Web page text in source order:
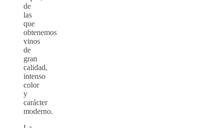
de
las
que
obtenemos
vinos
de
gran
calidad,
intenso
color
y
carácter
moderno.